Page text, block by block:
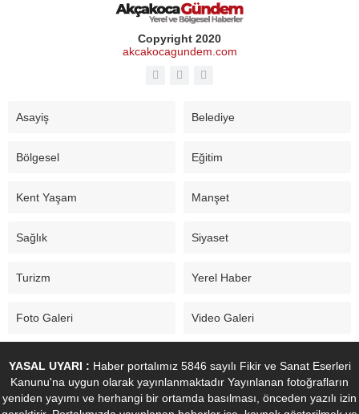
Copyright 2020
akcakocagundem.com
Asayiş Belediye
Bölgesel Eğitim
Kent Yaşam Manşet
Sağlık Siyaset
Turizm Yerel Haber
Foto Galeri Video Galeri
YASAL UYARI : Haber portalımız 5846 sayılı Fikir ve Sanat Eserleri
Kanunu'na uygun olarak yayınlanmaktadır Yayınlanan fotoğrafların
yeniden yayımı ve herhangi bir ortamda basılması, önceden yazılı izin